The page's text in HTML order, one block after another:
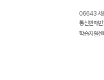
06643 서
통신판매
학습지원